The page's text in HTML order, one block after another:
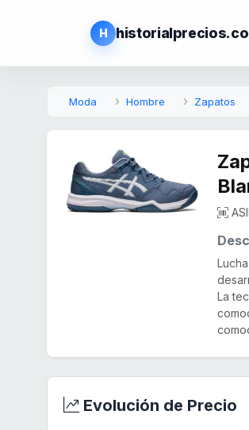
H
Moda Hombre Zapatos
La
Evolución de Precio